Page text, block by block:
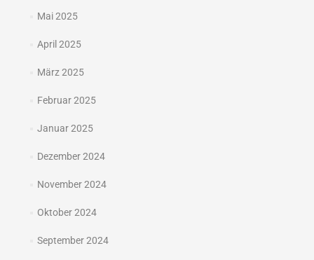
Mai 2025
April 2025
März 2025
Februar 2025
Januar 2025
Dezember 2024
November 2024
Oktober 2024
September 2024